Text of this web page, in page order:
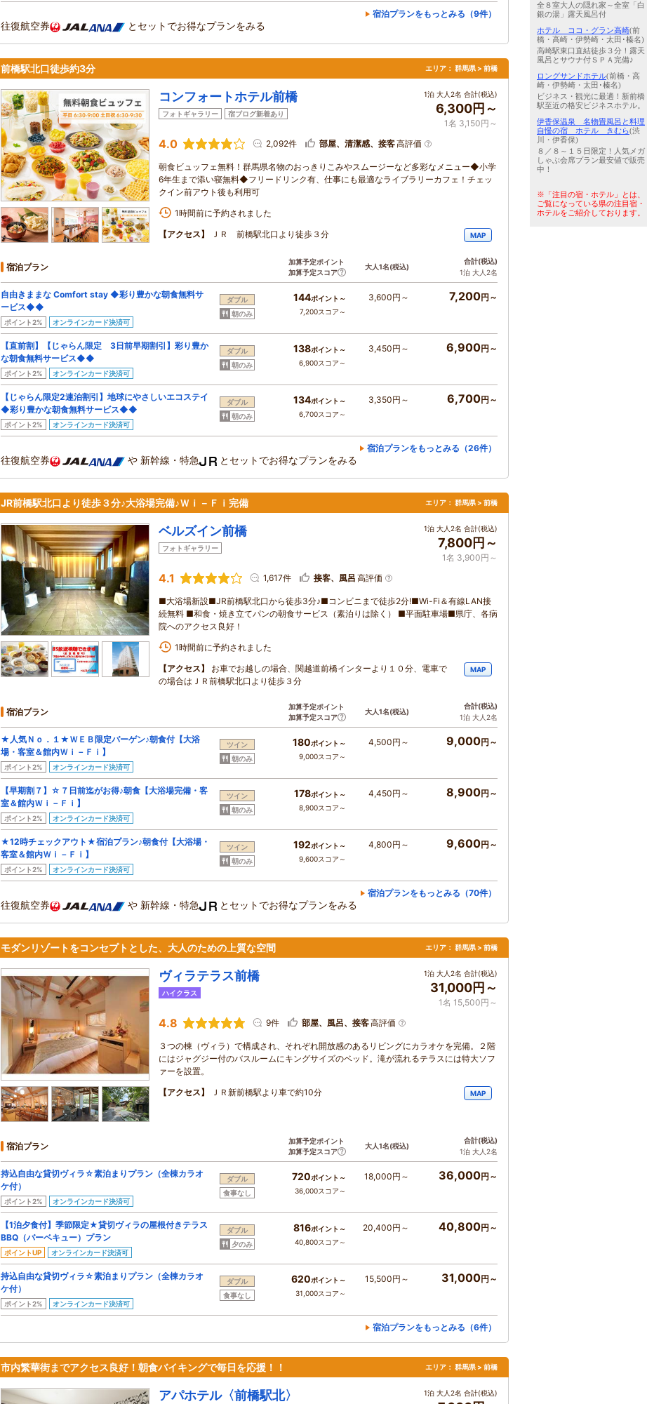
宿泊プランをもっとみる（9件）
往復航空券 とセットでお得なプランをみる
前橋駅北口徒歩約3分 エリア： 群馬県 > 前橋
コンフォートホテル前橋
フォトギャラリー 宿ブログ新着あり
1泊 大人2名 合計(税込)
6,300円～
1名 3,150円～
4.0 2,092件 部屋、清潔感、接客高評価
朝食ビュッフェ無料！群馬県名物のおっきりこみやスムージーなど多彩なメニュー◆小学
6年生まで添い寝無料◆フリードリンク有、仕事にも最適なライブラリーカフェ！チェッ
クイン前アウト後も利用可
1時間前に予約されました
【アクセス】
ＪＲ 前橋駅北口より徒歩３分 MAP
宿泊プラン
加算予定ポイント
加算予定スコア
大人1名(税込)
合計(税込)
1泊 大人2名
自由きままな Comfort stay ◆彩り豊かな朝食無料サ
ービス◆◆
ポイント2% オンラインカード決済可
ダブル
朝のみ
144ポイント～
7,200スコア～
3,600円～ 7,200円～
【直前割】【じゃらん限定 3日前早期割引】彩り豊か
な朝食無料サービス◆◆
ポイント2% オンラインカード決済可
ダブル
朝のみ
138ポイント～
6,900スコア～
3,450円～ 6,900円～
【じゃらん限定2連泊割引】地球にやさしいエコステイ
◆彩り豊かな朝食無料サービス◆◆
ポイント2% オンラインカード決済可
ダブル
朝のみ
134ポイント～
6,700スコア～
3,350円～ 6,700円～
宿泊プランをもっとみる（26件）
往復航空券 や 新幹線・特急 とセットでお得なプランをみる
JR前橋駅北口より徒歩３分♪大浴場完備♪Ｗｉ－Ｆｉ完備 エリア： 群馬県 > 前橋
ベルズイン前橋
フォトギャラリー
1泊 大人2名 合計(税込)
7,800円～
1名 3,900円～
4.1 1,617件 接客、風呂 高評価
■大浴場新設■JR前橋駅北口から徒歩3分♪■コンビニまで徒歩2分!■Wi-Fi＆有線LAN接
続無料 ■和食・焼き立てパンの朝食サービス（素泊りは除く） ■平面駐車場■県庁、各病
院へのアクセス良好！
1時間前に予約されました
【アクセス】
お車でお越しの場合、関越道前橋インターより１０分、電車で
の場合はＪＲ前橋駅北口より徒歩３分
MAP
宿泊プラン
加算予定ポイント
加算予定スコア
大人1名(税込)
合計(税込)
1泊 大人2名
★人気Ｎｏ．１★ＷＥＢ限定バーゲン♪朝食付【大浴
場・客室＆館内Ｗｉ－Ｆｉ】
ポイント2% オンラインカード決済可
ツイン
朝のみ
180ポイント～
9,000スコア～
4,500円～ 9,000円～
【早期割７】☆７日前迄がお得♪朝食【大浴場完備・客
室＆館内Ｗｉ－Ｆｉ】
ポイント2% オンラインカード決済可
ツイン
朝のみ
178ポイント～
8,900スコア～
4,450円～ 8,900円～
★12時チェックアウト★宿泊プラン♪朝食付【大浴場・
客室＆館内Ｗｉ－Ｆｉ】
ポイント2% オンラインカード決済可
ツイン
朝のみ
192ポイント～
9,600スコア～
4,800円～ 9,600円～
宿泊プランをもっとみる（70件）
往復航空券 や 新幹線・特急 とセットでお得なプランをみる
モダンリゾートをコンセプトとした、大人のための上質な空間 エリア： 群馬県 > 前橋
ヴィラテラス前橋
ハイクラス
1泊 大人2名 合計(税込)
31,000円～
1名 15,500円～
4.8 9件 部屋、風呂、接客高評価
３つの棟（ヴィラ）で構成され、それぞれ開放感のあるリビングにカラオケを完備。２階
にはジャグジー付のバスルームにキングサイズのベッド。滝が流れるテラスには特大ソフ
ァーを設置。
【アクセス】
ＪＲ新前橋駅より車で約10分 MAP
宿泊プラン
加算予定ポイント
加算予定スコア
大人1名(税込)
合計(税込)
1泊 大人2名
持込自由な貸切ヴィラ☆素泊まりプラン（全棟カラオ
ケ付）
ポイント2% オンラインカード決済可
ダブル
食事なし
720ポイント～
36,000スコア～
18,000円～ 36,000円～
【1泊夕食付】季節限定★貸切ヴィラの屋根付きテラス
BBQ（バーベキュー）プラン
ポイントUP オンラインカード決済可
ダブル
夕のみ
816ポイント～
40,800スコア～
20,400円～ 40,800円～
持込自由な貸切ヴィラ☆素泊まりプラン（全棟カラオ
ケ付）
ポイント2% オンラインカード決済可
ダブル
食事なし
620ポイント～
31,000スコア～
15,500円～ 31,000円～
宿泊プランをもっとみる（6件）
市内繁華街までアクセス良好！朝食バイキングで毎日を応援！！ エリア： 群馬県 > 前橋
アパホテル〈前橋駅北〉 1泊 大人2名 合計(税込)
全８室大人の隠れ家～全室「白
銀の湯」露天風呂付
ホテル ココ・グラン高崎(前
橋・高崎・伊勢崎・太田･榛名)
高崎駅東口直結徒歩３分！露天
風呂とサウナ付ＳＰＡ完備♪
ロングサンドホテル(前橋・高
崎・伊勢崎・太田･榛名)
ビジネス・観光に最適！新前橋
駅至近の格安ビジネスホテル。
伊香保温泉 名物畳風呂と料理
自慢の宿 ホテル きむら(渋
川・伊香保)
８／８～１５日限定！人気メガ
しゃぶ会席プラン最安値で販売
中！
※「注目の宿・ホテル」とは、
ご覧になっている県の注目宿・
ホテルをご紹介しております。